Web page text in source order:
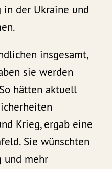
in der Ukraine und
insgesamt,
sie werden
hätten aktuell
Krieg, ergab eine
Sie wünschten
und mehr